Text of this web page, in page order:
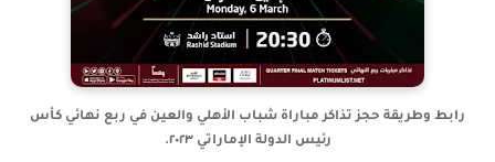
رابط وطريقة حجز تذاكر مباراة شباب الأهلي والعين في ربع نهائي كأس
رئيس الدولة الإماراتي ٢٠٢٣.